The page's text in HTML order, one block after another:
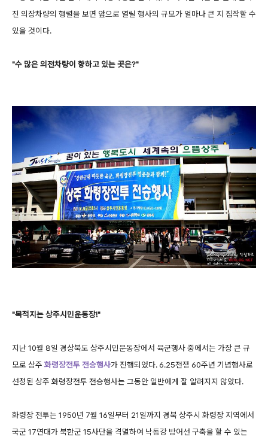
진 의장차량의 행렬을 보면 앞으로 열릴 행사의 규모가 얼마나 큰 지 짐작할 수
있을 것이다.
"수 많은 의전차량이 향하고 있는 곳은?"
"목적지는 상주시민운동장!"
지난 10월 8일 경상북도 상주시민운동장에서 육군행사 중에서는 가장 큰 규
모로 상주 화령장전투 전승행사가 진행되었다. 6.25전쟁 60주년 기념행사로
선정된 상주 화령장전투 전승행사는 그동안 일반에게 잘 알려지지 않았다.
화령장 전투는 1950년 7월 16일부터 21일까지 경북 상주시 화령장 지역에서
국군 17연대가 북한군 15사단을 격멸하여 낙동강 방어선 구축을 할 수 있는